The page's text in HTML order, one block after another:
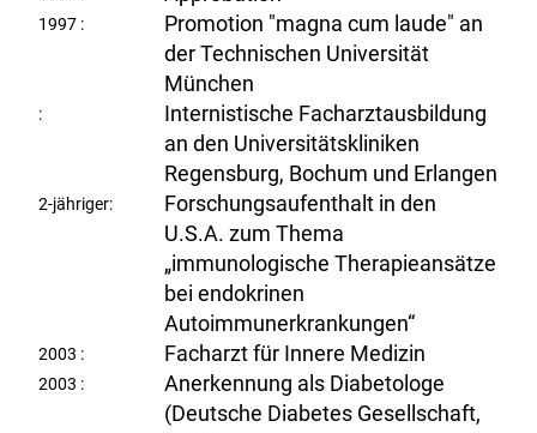
1997 :
Promotion "magna cum laude" an
der Technischen Universität
München
:
Internistische Facharztausbildung
an den Universitätskliniken
Regensburg, Bochum und Erlangen
2-jähriger:
Forschungsaufenthalt in den
U.S.A. zum Thema
„immunologische Therapieansätze
bei endokrinen
Autoimmunerkrankungen“
2003 : Facharzt für Innere Medizin
2003 :
Anerkennung als Diabetologe
(Deutsche Diabetes Gesellschaft,